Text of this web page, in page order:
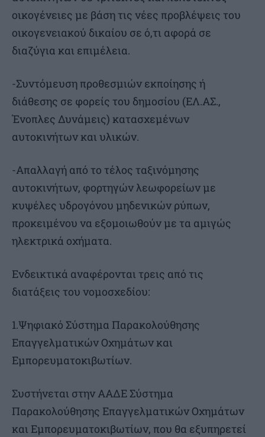
οικογένειες με βάση τις νέες προβλέψεις του
οικογενειακού δικαίου σε ό,τι αφορά σε
διαζύγια και επιμέλεια.
-Συντόμευση προθεσμιών εκποίησης ή
διάθεσης σε φορείς του δημοσίου (ΕΛ.ΑΣ.,
Ένοπλες Δυνάμεις) κατασχεμένων
αυτοκινήτων και υλικών.
-Απαλλαγή από το τέλος ταξινόμησης
αυτοκινήτων, φορτηγών λεωφορείων με
κυψέλες υδρογόνου μηδενικών ρύπων,
προκειμένου να εξομοιωθούν με τα αμιγώς
ηλεκτρικά οχήματα.
Ενδεικτικά αναφέρονται τρεις από τις
διατάξεις του νομοσχεδίου:
1.Ψηφιακό Σύστημα Παρακολούθησης
Επαγγελματικών Οχημάτων και
Εμπορευματοκιβωτίων.
Συστήνεται στην ΑΑΔΕ Σύστημα
Παρακολούθησης Επαγγελματικών Οχημάτων
και Εμπορευματοκιβωτίων, που θα εξυπηρετεί